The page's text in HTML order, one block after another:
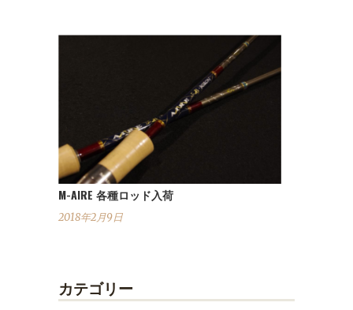
M-AIRE 各種ロッド入荷
2018年2月9日
カテゴリー